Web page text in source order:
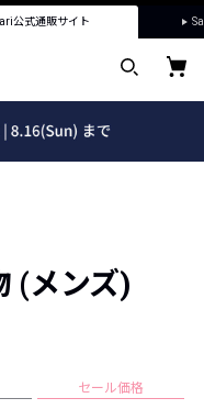
公式通販サイト
(メンズ)
セール価格